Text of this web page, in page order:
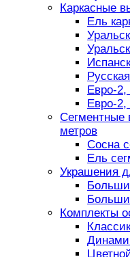
Каркасные
Ель
Евро-2,
Евро-2,
Сегментные
метров
Сосна
Ель
Украшения
Комплекты
Классик